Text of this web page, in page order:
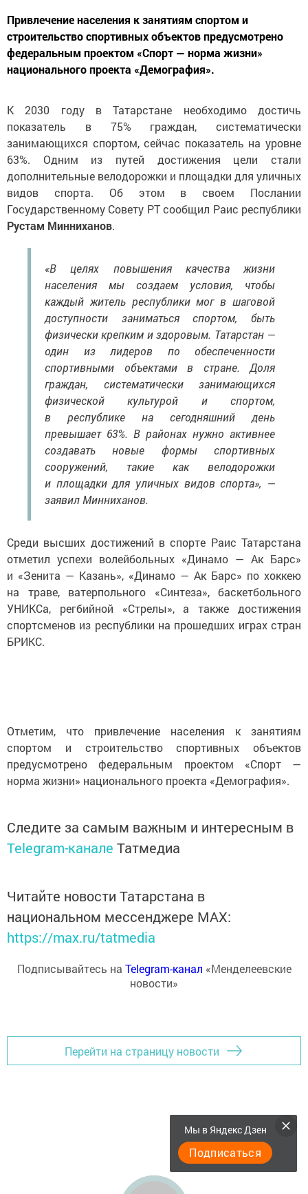
Привлечение населения к занятиям спортом и
строительство спортивных объектов предусмотрено
федеральным проектом «Спорт — норма жизни»
национального проекта «Демография».
К 2030 году в Татарстане необходимо достичь
показатель в 75% граждан, систематически
занимающихся спортом, сейчас показатель на уровне
63%. Одним из путей достижения цели стали
дополнительные велодорожки и площадки для уличных
видов спорта. Об этом в своем Послании
Государственному Совету РТ сообщил Раис республики
Рустам Минниханов.
«В целях повышения качества жизни
населения мы создаем условия, чтобы
каждый житель республики мог в шаговой
доступности заниматься спортом, быть
физически крепким и здоровым. Татарстан —
один из лидеров по обеспеченности
спортивными объектами в стране. Доля
граждан, систематически занимающихся
физической культурой и спортом,
в республике на сегодняшний день
превышает 63%. В районах нужно активнее
создавать новые формы спортивных
сооружений, такие как велодорожки
и площадки для уличных видов спорта», —
заявил Минниханов.
Среди высших достижений в спорте Раис Татарстана
отметил успехи волейбольных «Динамо — Ак Барс»
и «Зенита — Казань», «Динамо — Ак Барс» по хоккею
на траве, ватерпольного «Синтеза», баскетбольного
УНИКСа, регбийной «Стрелы», а также достижения
спортсменов из республики на прошедших играх стран
БРИКС.
Отметим, что привлечение населения к занятиям
спортом и строительство спортивных объектов
предусмотрено федеральным проектом «Спорт —
норма жизни» национального проекта «Демография».
Следите за самым важным и интересным в
Telegram-канале Татмедиа
Читайте новости Татарстана в
национальном мессенджере MАХ:
https://max.ru/tatmedia
Подписывайтесь на Telegram-канал «Менделеевские
новости»
Перейти на страницу новости
Мы в Яндекс Дзен
Подписаться